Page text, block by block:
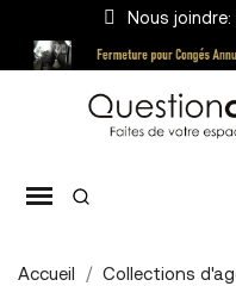
Nous joindre:
Accueil Collections